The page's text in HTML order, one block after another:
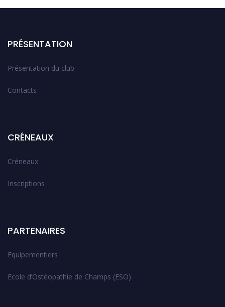
PRÉSENTATION
Présentation du club
Contacts
CRÉNEAUX
Créneaux
Inscriptions
PARTENAIRES
Equipementiers
Ecole d’Ostéopathie de Champs (ESO)